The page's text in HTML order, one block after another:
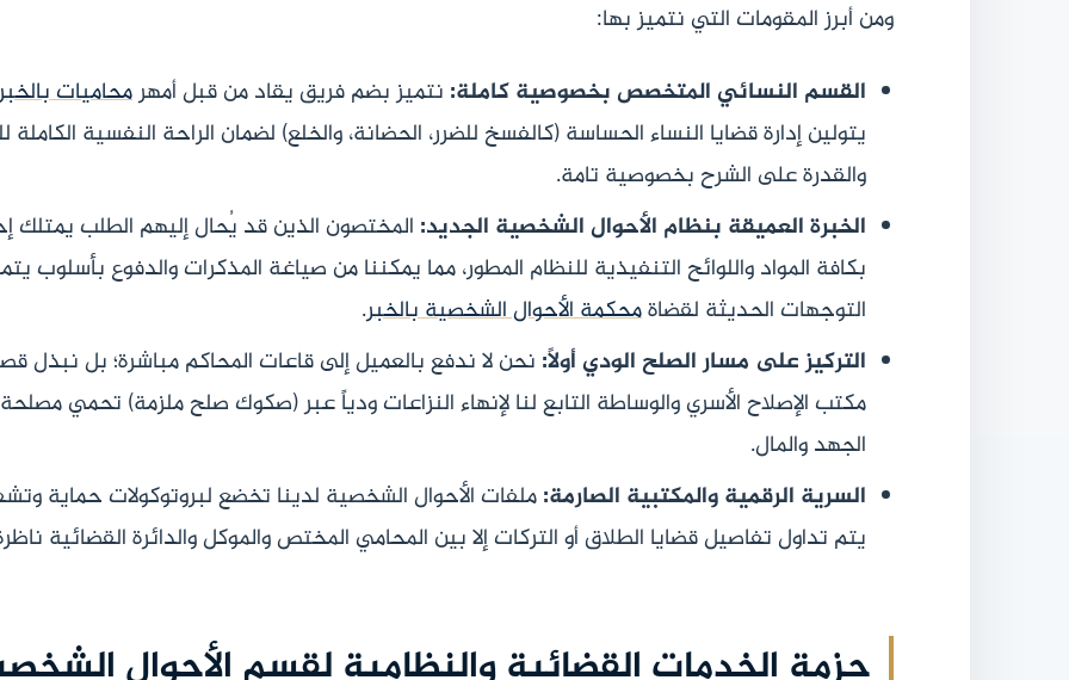
ومن أبرز المقومات التي نتميز بها:
القسم النسائي المتخصص بخصوصية كاملة: نتميز بضم فريق يقاد من قبل أمهرمحاميات
يتولين إدارة قضايا النساء الحساسة (كالفسخ للضرر، الحضانة، والخلع) لضمان الراحة النفسية الكاملة
والقدرة على الشرح بخصوصية تامة.
الخبرة العميقة بنظام الأحوال الشخصية الجديد: المختصون الذين قد يُحال إليهم الطلب يمتلك
بكافة المواد واللوائح التنفيذية للنظام المطور، مما يمكننا من صياغة المذكرات والدفوع بأسلوب
التوجهات الحديثة لقضاةمحكمة الأحوال الشخصية بالخبر.
التركيز على مسار الصلح الودي أولاً: نحن لا ندفع بالعميل إلى قاعات المحاكم مباشرة؛ بل نبذل
مكتب الإصلاح الأسري والوساطة التابع لنا لإنهاء النزاعات ودياً عبر (صكوك صلح ملزمة) تحمي
الجهد والمال.
السرية الرقمية والمكتبية الصارمة:ملفات الأحوال الشخصية لدينا تخضع لبروتوكولات حماية
يتم تداول تفاصيل قضايا الطلاق أو التركات إلا بين المحامي المختص والموكل والدائرة القضائية
حزمة الخدمات القضائية والنظامية لقسم الأحوال